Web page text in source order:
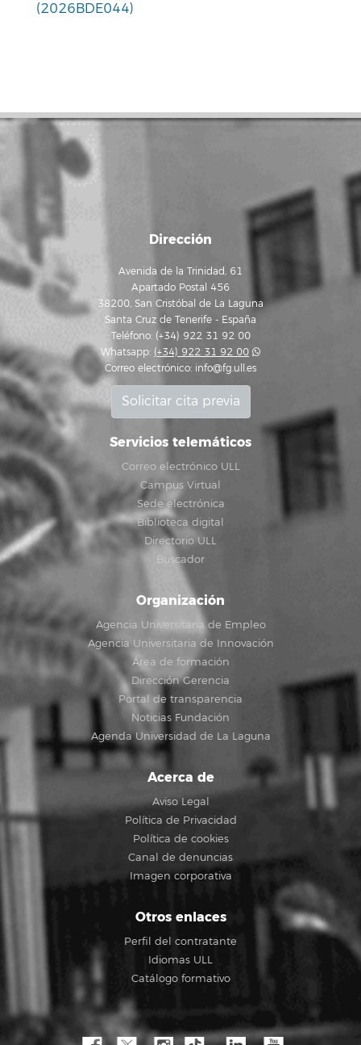
(2026BDE044)
Dirección
Avenida de la Trinidad, 61
Apartado Postal 456
38200, San Cristóbal de La Laguna
Santa Cruz de Tenerife - España
Teléfono: (+34) 922 31 92 00
Whatsapp: (+34) 922 31 92 00
Correo electrónico: info@fg.ull.es
Solicitar cita previa
Servicios telemáticos
Correo electrónico ULL
Campus Virtual
Sede electrónica
Biblioteca digital
Directorio ULL
Buscador
Organización
Agencia Universitaria de Empleo
Agencia Universitaria de Innovación
Área de formación
Dirección Gerencia
Portal de transparencia
Noticias Fundación
Agenda Universidad de La Laguna
Acerca de
Aviso Legal
Política de Privacidad
Política de cookies
Canal de denuncias
Imagen corporativa
Otros enlaces
Perfil del contratante
Idiomas ULL
Catálogo formativo